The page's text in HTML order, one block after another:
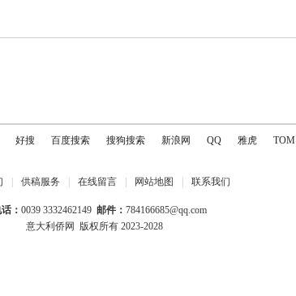
好搜 百度搜索 搜狗搜索 新浪网 QQ 雅虎 TOM
供稿服务 在线留言 网站地图 联系我们
： 0039 3332462149 邮件： 784166685@qq.com
意大利侨网
版权所有 2023-2028